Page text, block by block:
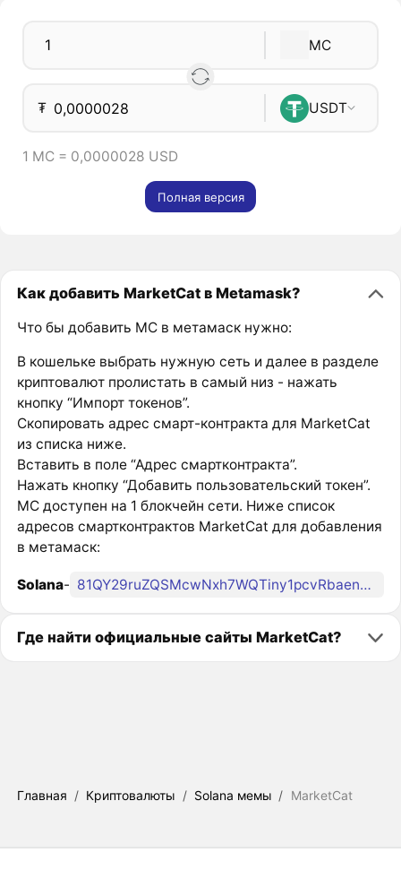
MC
₮ USDT
1 MC = 0,0000028 USD
Полная версия
Как добавить MarketCat в Metamask?
Что бы добавить MC в метамаск нужно:
В кошельке выбрать нужную сеть и далее в разделе
криптовалют пролистать в самый низ - нажать
кнопку “Импорт токенов”.
Скопировать адрес смарт-контракта для MarketCat
из списка ниже.
Вставить в поле “Адрес смартконтракта”.
Нажать кнопку “Добавить пользовательский токен”.
MC доступен на 1 блокчейн сети. Ниже список
адресов смартконтрактов MarketCat для добавления
в метамаск:
Solana- 81QY29ruZQSMcwNxh7WQTiny1pcvRbaenh7b36qpump
Где найти официальные сайты MarketCat?
Главная / Криптовалюты / Solana мемы / MarketCat